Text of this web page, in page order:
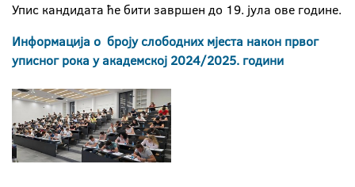
Упис кандидата ће бити завршен до 19. јула ове године.
Информација о броју слободних мјеста након првог
уписног рока у академској 2024/2025. години